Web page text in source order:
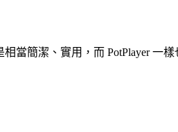
當簡潔、實用，而 PotPlayer